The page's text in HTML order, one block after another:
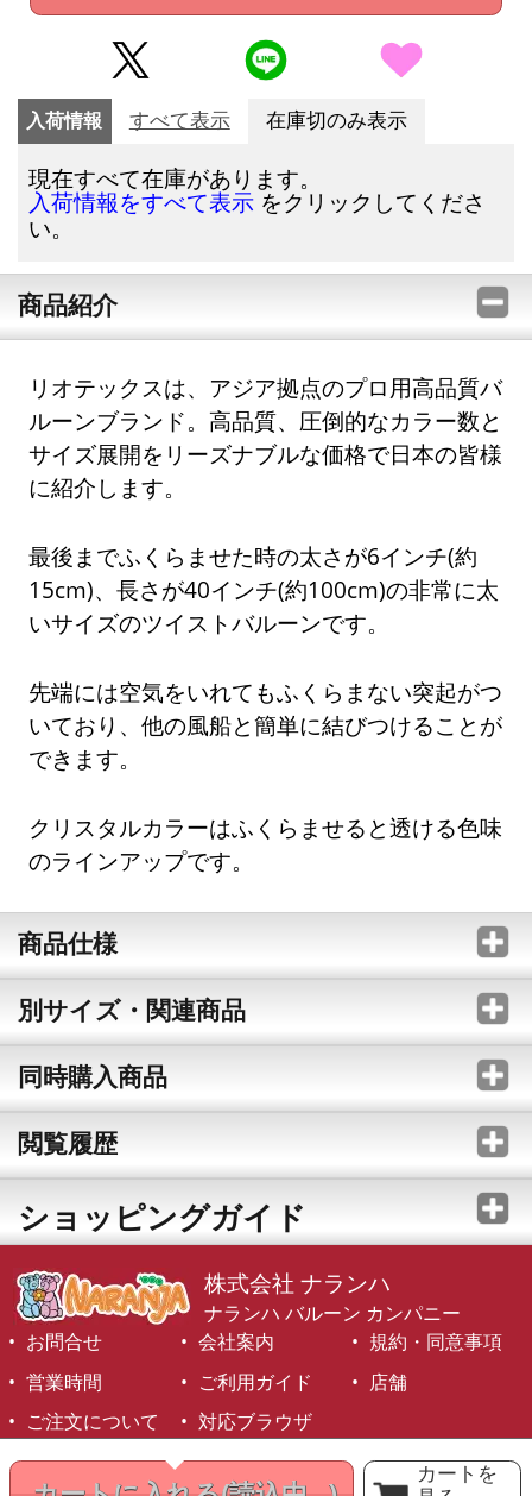
カートを
入荷情報 すべて表示 在庫切のみ表示
現在すべて在庫があります。
入荷情報をすべて表示 をクリックしてくださ
い。
商品紹介
リオテックスは、アジア拠点のプロ用高品質バ
ルーンブランド。高品質、圧倒的なカラー数と
サイズ展開をリーズナブルな価格で日本の皆様
に紹介します。
最後までふくらませた時の太さが6インチ(約
15cm)、長さが40インチ(約100cm)の非常に太
いサイズのツイストバルーンです。
先端には空気をいれてもふくらまない突起がつ
いており、他の風船と簡単に結びつけることが
できます。
クリスタルカラーはふくらませると透ける色味
のラインアップです。
商品仕様
別サイズ・関連商品
同時購入商品
閲覧履歴
ショッピングガイド
株式会社 ナランハ
ナランハ バルーン カンパニー
お問合せ
会社案内
規約・同意事項
営業時間
ご利用ガイド
店舗
ご注文について
対応ブラウザ
©1999-2026 NARANJA Inc. All Rights Reserved.